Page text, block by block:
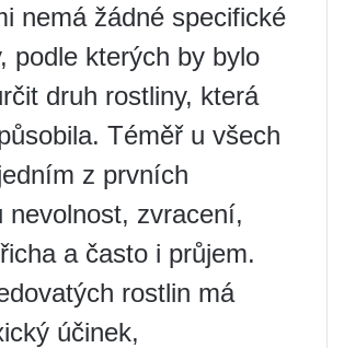
nemá žádné specifické
podle kterých by bylo
druh rostliny, která
Téměř u všech
z prvních
nevolnost, zvracení,
a často i průjem.
rostlin má
účinek,